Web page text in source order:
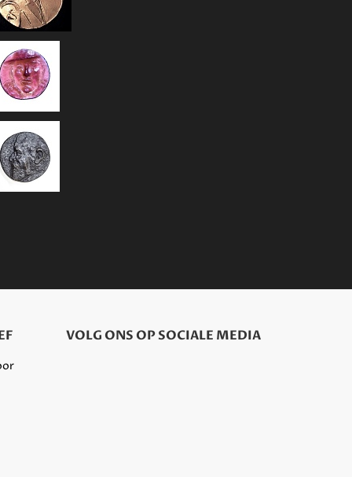
VOLG ONS OP SOCIALE MEDIA